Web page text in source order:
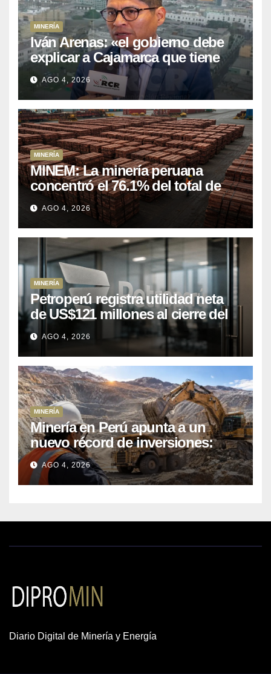
MINERÍA
Iván Arenas: «el gobierno debe
explicar a Cajamarca que tiene
US$ 16 mil millones en proyectos
mineros para salir de la pobreza
AGO 4, 2026
MINERÍA
MINEM: La minería peruana
concentró el 76.1% del total de
las exportaciones nacionales
entre enero y abril de 2026
AGO 4, 2026
MINERÍA
Petroperú registra utilidad neta
de US$121 millones al cierre del
primer semestre 2026
AGO 4, 2026
MINERÍA
Minería en Perú apunta a un
nuevo récord de inversiones:
crecen los petitorios y el FMI
insta a destrabar proyectos
AGO 4, 2026
Diario Digital de Minería y Energía